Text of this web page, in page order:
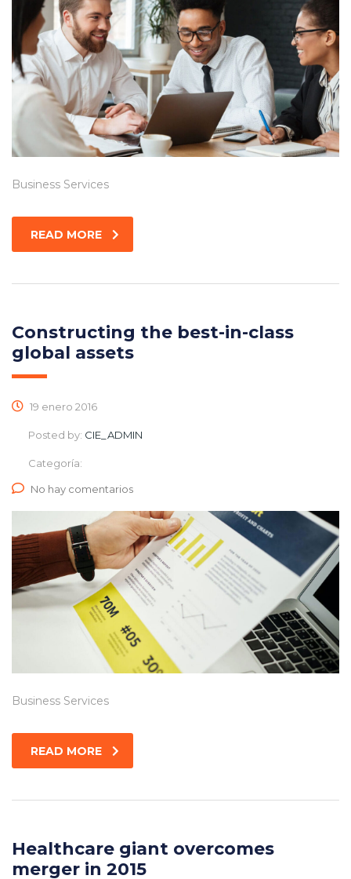
Business Services
READ MORE
Constructing the best-in-class
global assets
19 enero 2016
Posted by: CIE_ADMIN
Categoría:
No hay comentarios
Business Services
READ MORE
Healthcare giant overcomes
merger in 2015